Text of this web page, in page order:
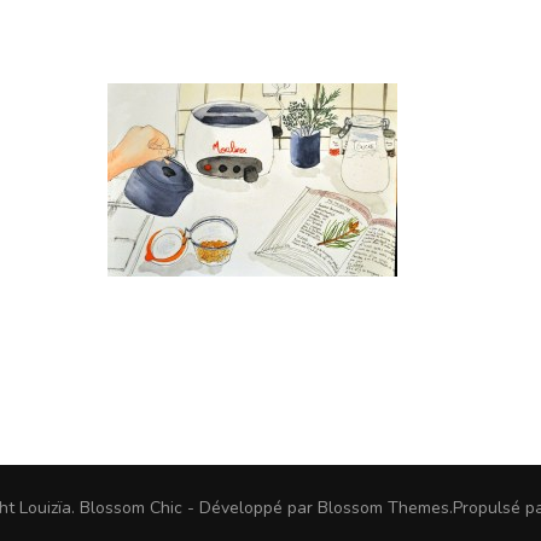
Louizïa. Blossom Chic - Développé par Blossom Themes.Propulsé